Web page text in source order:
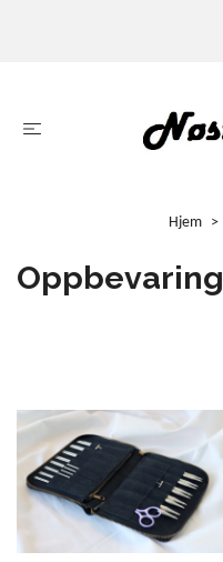
Hjem
Oppbevaring